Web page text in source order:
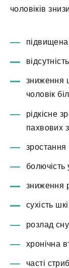
чоловіків
підвищена
зниження
чоловік
рідкісне
пахвових
зростання
болючість
зниження
сухість
розлад
хронічна
часті